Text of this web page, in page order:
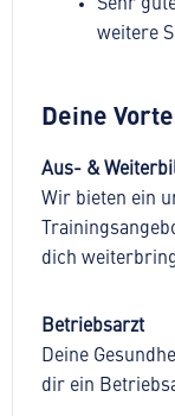
Sehr
weitere
Deine
Aus- &
Wir bieten ein
dich
Betriebsarzt
Deine
dir ein